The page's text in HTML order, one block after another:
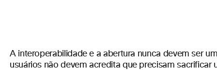
A interoperabilidade e a abertura nunca devem ser
usuários não devem acredita que precisam sacrificar